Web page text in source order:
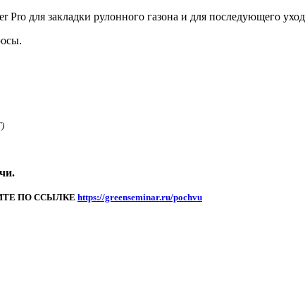
для закладки рулонного газона и для последующего
ПО ССЫЛКЕ https://greenseminar.ru/pochvu